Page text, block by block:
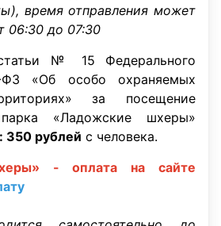
время отправления может
06:30 до 07:30
№ 15 Федерального
«Об особо охраняемых
за посещение
парка «Ладожские шхеры»
350 рублей с человека.
- оплата на сайте